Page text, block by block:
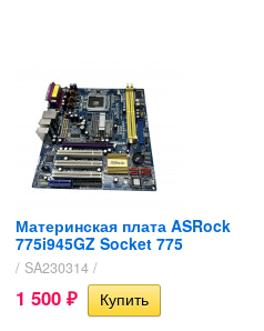
Материнская плата ASRock
775i945GZ Socket 775
/ SA230314 /
1 500 ₽